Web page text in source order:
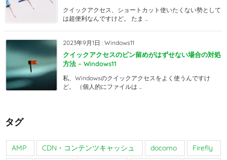
クイックアクセス、ショートカット使いたくない勢として
は超便利なんですけど。 たま ...
2023年9月1日 : Windows11
クイックアクセスのピン留めがはずせない場合の対処
方法 – Windows11
私、Windowsのクイックアクセスをよく使うんですけ
ど。 （個人的にファイルは ...
タグ
AMP CDN・コンテンツキャッシュ docomo
Firefly